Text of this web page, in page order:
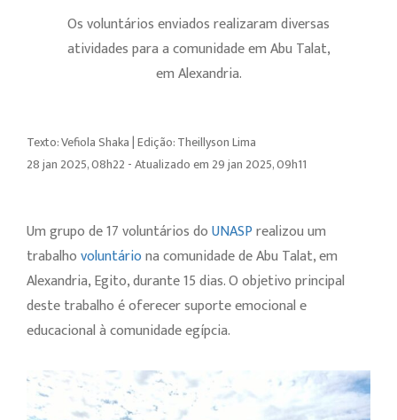
Os voluntários enviados realizaram diversas
atividades para a comunidade em Abu Talat,
em Alexandria.
Texto: Vefiola Shaka | Edição: Theillyson Lima
28 jan 2025, 08h22 - Atualizado em 29 jan 2025, 09h11
Um grupo de 17 voluntários doUNASPrealizou um
trabalhovoluntáriona comunidade de Abu Talat, em
Alexandria, Egito, durante 15 dias. O objetivo principal
deste trabalho é oferecer suporte emocional e
educacional à comunidade egípcia.